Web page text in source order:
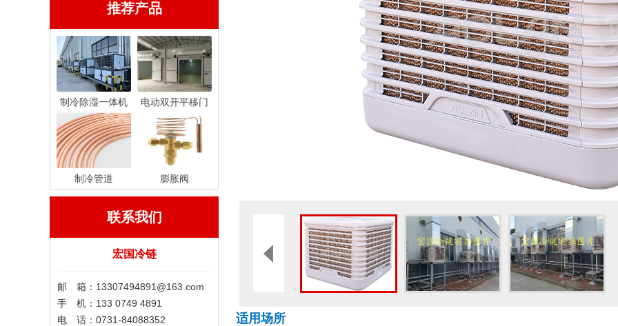
推荐产品
制冷除湿一体机 电动双开平移门
制冷管道 膨胀阀
联系我们
宏国冷链
邮 箱：13307494891@163.com
手 机：133 0749 4891
电 话：0731-84088352
适用场所